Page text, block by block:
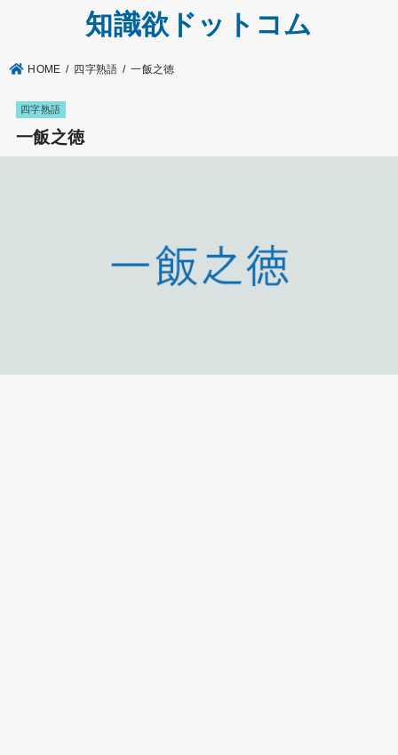
知識欲ドットコム
HOME 四字熟語 一飯之徳
四字熟語
一飯之徳